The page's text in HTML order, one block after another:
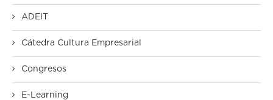
ADEIT
Cátedra Cultura Empresarial
Congresos
E-Learning